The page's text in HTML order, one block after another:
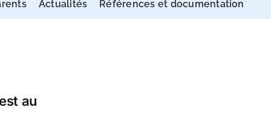
Actualités Références et documentation
au